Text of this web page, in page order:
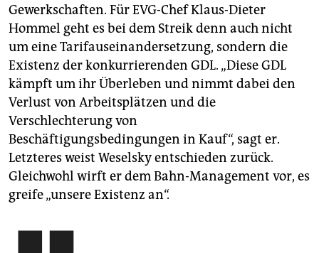
Gewerkschaften. Für EVG-Chef Klaus-Dieter
Hommel geht es bei dem Streik denn auch nicht
um eine Tarifauseinandersetzung, sondern die
Existenz der konkurrierenden GDL. „Diese GDL
kämpft um ihr Überleben und nimmt dabei den
Verlust von Arbeitsplätzen und die
Verschlechterung von
Beschäftigungsbedingungen in Kauf“, sagt er.
Letzteres weist Weselsky entschieden zurück.
Gleichwohl wirft er dem Bahn-Management vor, es
greife „unsere Existenz an“.